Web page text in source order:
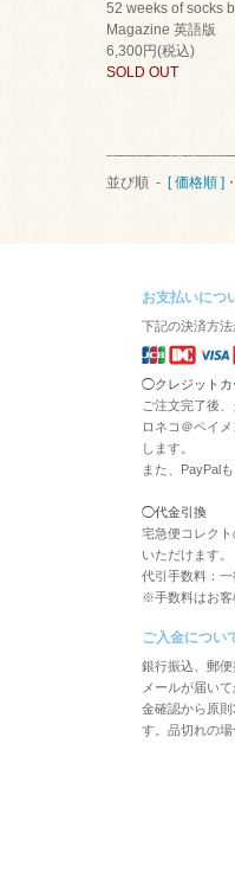
52 weeks of socks
Magazine 英語版
6,300円(税込)
SOLD OUT
並び順 - [ 価格順 ] ・
お支払いにつ
下記の決済方
◯クレジットカ
ご注文完了後
ロネコ＠ペイ
します。
また、PayPal
◯代金引換
宅急便コレク
いただけます。
代引手数料：一
※手数料はお客
ご入金につい
銀行振込、郵
メールが届い
金確認から原
す。品切れの場